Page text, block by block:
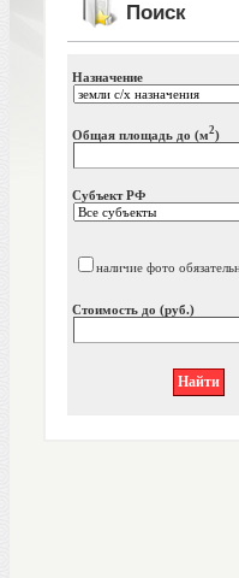
Поиск
Назначение
Общая площадь до (м2)
Субъект РФ
наличие фото
Стоимость до (руб.)